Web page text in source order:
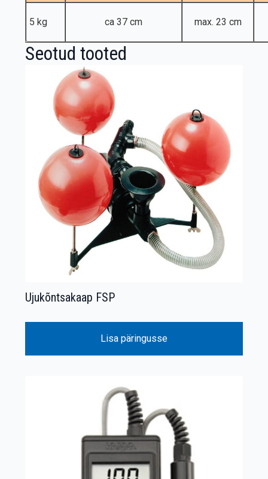
5 kg ca 37 cm max. 23 cm
Seotud tooted
Ujukõntsakaap FSP
Lisa päringusse